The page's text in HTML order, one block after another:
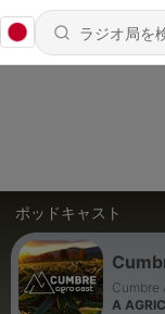
ポッドキャスト
Cumbre
A